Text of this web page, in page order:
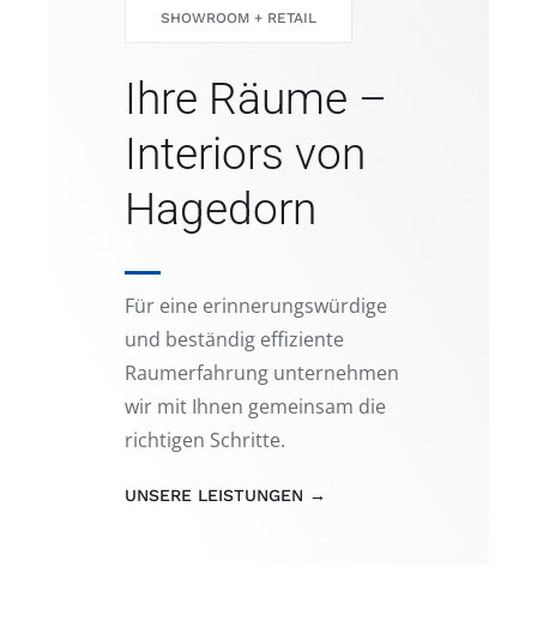
SHOWROOM + RETAIL
Ihre Räume –
Interiors von
Hagedorn
Für eine erinnerungswürdige
und beständig effiziente
Raumerfahrung unternehmen
wir mit Ihnen gemeinsam die
richtigen Schritte.
UNSERE LEISTUNGEN →